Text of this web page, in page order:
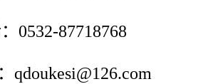
0532-87718768